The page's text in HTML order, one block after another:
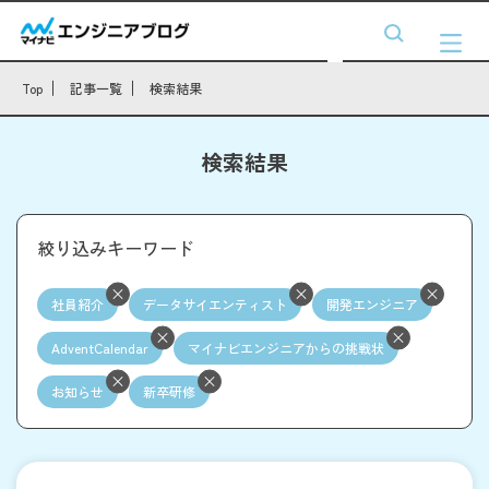
Top 記事一覧 検索結果
検索結果
絞り込みキーワード
社員紹介 データサイエンティスト 開発エンジニア
AdventCalendar マイナビエンジニアからの挑戦状
お知らせ 新卒研修